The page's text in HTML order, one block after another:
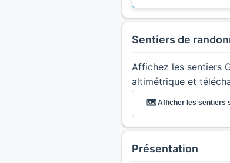
Sentiers de
Affichez les sentiers
altimétrique et
🗺️ Afficher les sentiers
Présentation